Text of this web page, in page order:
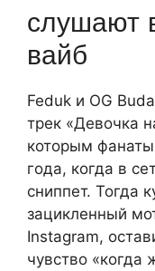
слушают
вайб
Feduk и OG
трек «Девочка
которым
года, когда в
сниппет. Тогда
зацикленный
Instagram,
чувство